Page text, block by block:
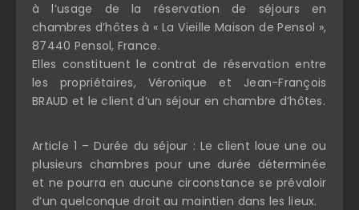
à l’usage de la réservation de séjours en
chambres d’hôtes à « La Vieille Maison de Pensol »,
87440 Pensol, France.
Elles constituent le contrat de réservation entre
les propriétaires, Véronique et Jean-François
BRAUD et le client d’un séjour en chambre d’hôtes.
Article 1 – Durée du séjour : Le client loue une ou
plusieurs chambres pour une durée déterminée
et ne pourra en aucune circonstance se prévaloir
d’un quelconque droit au maintien dans les lieux.